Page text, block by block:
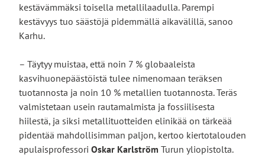
kestävämmäksi toisella metallilaadulla. Parempi
kestävyys tuo säästöjä pidemmällä aikavälillä, sanoo
Karhu.
– Täytyy muistaa, että noin 7 % globaaleista
kasvihuonepäästöistä tulee nimenomaan teräksen
tuotannosta ja noin 10 % metallien tuotannosta. Teräs
valmistetaan usein rautamalmista ja fossiilisesta
hiilestä, ja siksi metallituotteiden elinikää on tärkeää
pidentää mahdollisimman paljon, kertoo kiertotalouden
apulaisprofessori Oskar Karlström Turun yliopistolta.